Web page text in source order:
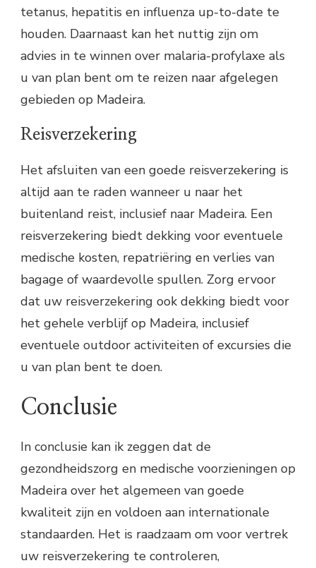
tetanus, hepatitis en influenza up-to-date te
houden. Daarnaast kan het nuttig zijn om
advies in te winnen over malaria-profylaxe als
u van plan bent om te reizen naar afgelegen
gebieden op Madeira.
Reisverzekering
Het afsluiten van een goede reisverzekering is
altijd aan te raden wanneer u naar het
buitenland reist, inclusief naar Madeira. Een
reisverzekering biedt dekking voor eventuele
medische kosten, repatriëring en verlies van
bagage of waardevolle spullen. Zorg ervoor
dat uw reisverzekering ook dekking biedt voor
het gehele verblijf op Madeira, inclusief
eventuele outdoor activiteiten of excursies die
u van plan bent te doen.
Conclusie
In conclusie kan ik zeggen dat de
gezondheidszorg en medische voorzieningen op
Madeira over het algemeen van goede
kwaliteit zijn en voldoen aan internationale
standaarden. Het is raadzaam om voor vertrek
uw reisverzekering te controleren,